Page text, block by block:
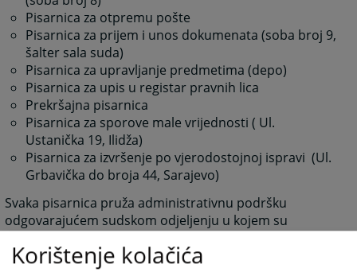
Pisarnica za otpremu pošte
Pisarnica za prijem i unos dokumenata (soba broj 9,
šalter sala suda)
Pisarnica za upravljanje predmetima (depo)
Pisarnica za upis u registar pravnih lica
Prekršajna pisarnica
Pisarnica za sporove male vrijednosti ( Ul.
Ustanička 19, Ilidža)
Pisarnica za izvršenje po vjerodostojnoj ispravi (Ul.
Grbavička do broja 44, Sarajevo)
Svaka pisarnica pruža administrativnu podršku
odgovarajućem sudskom odjeljenju u kojem su
toga, u ovom sudu postoji i administrativna Uprava,
Korištenje kolačića